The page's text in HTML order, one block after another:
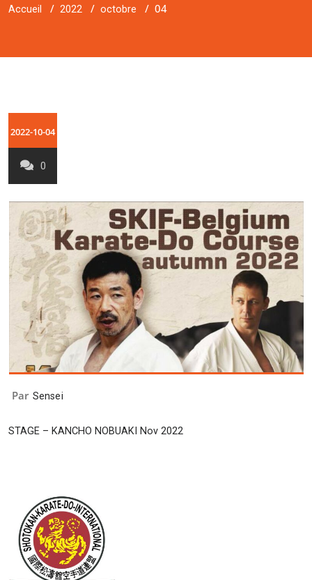
Accueil / 2022 / octobre / 04
2022-10-04
0
Par Sensei
STAGE – KANCHO NOBUAKI Nov 2022